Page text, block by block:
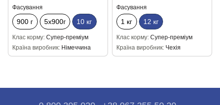
Фасування
900 г 5х900г 10 кг
Клас корму Супер-преміум
Країна виробник Німеччина
Фасування
1 кг 12 кг
Клас корму Супер-преміум
Країна виробник Чехія